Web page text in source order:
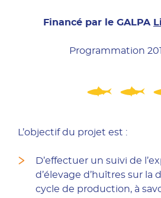
Financé par le GALPA
Programmation
L’objectif du projet est :
D’effectuer un suivi de
d’élevage d’huîtres sur la
cycle de production, à